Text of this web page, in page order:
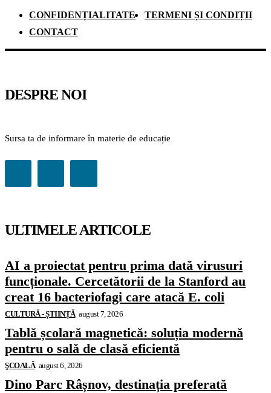
CONFIDENȚIALITATE
TERMENI ȘI CONDIȚII
CONTACT
DESPRE NOI
Sursa ta de informare în materie de educație
ULTIMELE ARTICOLE
AI a proiectat pentru prima dată virusuri
funcționale. Cercetătorii de la Stanford au
creat 16 bacteriofagi care atacă E. coli
CULTURĂ - ȘTIINȚĂ august 7, 2026
Tablă școlară magnetică: soluția modernă
pentru o sală de clasă eficientă
ŞCOALĂ august 6, 2026
Dino Parc Râșnov, destinația preferată